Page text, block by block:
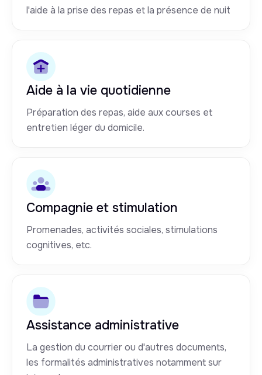
l'aide à la prise des repas et la présence de nuit
Aide à la vie quotidienne
Préparation des repas, aide aux courses et
entretien léger du domicile.
Compagnie et stimulation
Promenades, activités sociales, stimulations
cognitives, etc.
Assistance administrative
La gestion du courrier ou d'autres documents,
les formalités administratives notamment sur